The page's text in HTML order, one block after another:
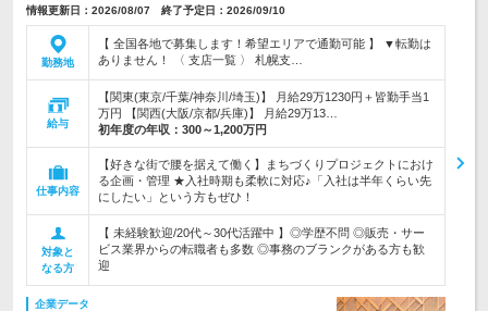
情報更新日：2026/08/07 終了予定日：2026/09/10
勤務地
【 全国各地で募集します！希望エリアで通勤可能 】 ▼転勤は
ありません！ 〈 支店一覧 〉 札幌支…
給与
【関東(東京/千葉/神奈川/埼玉)】 月給29万1230円＋皆勤手当1
万円 【関西(大阪/京都/兵庫)】 月給29万13…
初年度の年収： 300～1,200万円
仕事内容
【好きな街で腰を据えて働く】まちづくりプロジェクトにおけ
る企画・管理 ★入社時期も柔軟に対応♪「入社は半年くらい先
にしたい」という方もぜひ！
対象と
なる方
【 未経験歓迎/20代～30代活躍中 】◎学歴不問 ◎販売・サー
ビス業界からの転職者も多数 ◎事務のブランクがある方も歓
迎
企業データ